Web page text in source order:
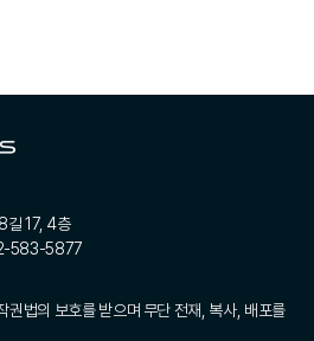
길 17, 4층
583-5877
권법의 보호를 받으며 무단 전재, 복사, 배포를